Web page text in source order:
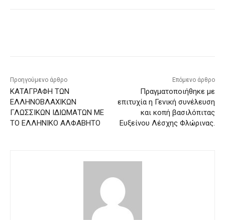
Προηγούμενο άρθρο
ΚΑΤΑΓΡΑΦΗ ΤΩΝ
ΕΛΛΗΝΟΒΛΑΧΙΚΩΝ
ΓΛΩΣΣΙΚΩΝ ΙΔΙΩΜΑΤΩΝ ΜΕ
ΤΟ ΕΛΛΗΝΙΚΟ ΑΛΦΑΒΗΤΟ
Επόμενο άρθρο
Πραγματοποιήθηκε με
επιτυχία η Γενική συνέλευση
και κοπή βασιλόπιτας
Ευξείνου Λέσχης Φλώρινας.